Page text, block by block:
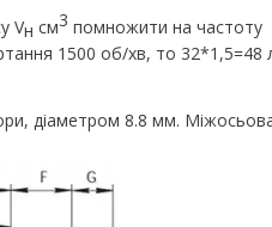
Vн см3 помножити на частоту
1500 об/хв, то 32*1,5=48
діаметром 8.8 мм.